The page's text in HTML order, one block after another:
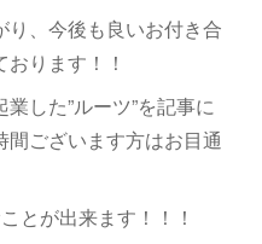
、今後も良いお付き合
ります！！
した”ルーツ”を記事に
間ございます方はお目通
とが出来ます！！！